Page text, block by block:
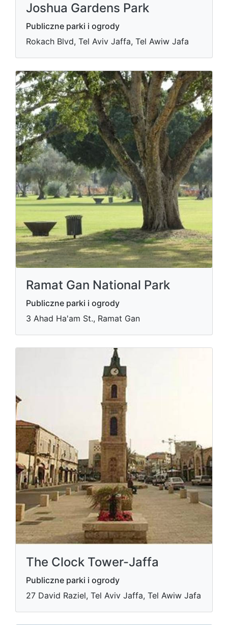
Joshua Gardens Park
Publiczne parki i ogrody
Rokach Blvd, Tel Aviv Jaffa, Tel Awiw Jafa
Ramat Gan National Park
Publiczne parki i ogrody
3 Ahad Ha'am St., Ramat Gan
The Clock Tower-Jaffa
Publiczne parki i ogrody
27 David Raziel, Tel Aviv Jaffa, Tel Awiw Jafa